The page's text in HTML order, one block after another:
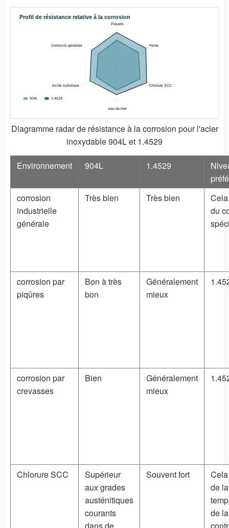
Profil de résistance relative à la corrosion
Piquets
Fente
Chlorure SCC
eau de mer
Acide sulfurique
Corrosion générale
904L 1.4529
Diagramme radar de résistance à la corrosion pour l'acier
inoxydable 904L et 1.4529
Environnement 904L 1.4529
corrosion
industrielle
générale
Très bien Très bien
du
corrosion par
piqûres
Bon à très
bon
Généralement
mieux
corrosion par
crevasses
Bien
Généralement
mieux
Chlorure SCC
Supérieur
aux grades
austénitiques
courants
dans de
Souvent fort
de la
de la